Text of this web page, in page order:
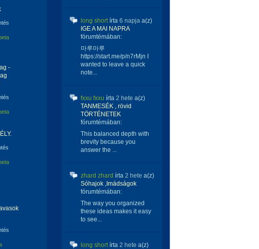
-
long shortírta 6 napja a(z)
IGE A MAI NAPRA
fórumtémában:
마루마루
https://start.me/p/n7rMjn I
wanted to leave a quick
note...
fxxu fxxu írta 2 hete a(z)
TANMESÉK , rövid
TÖRTÉNETEK
fórumtémában:
This balanced depth with
brevity because you
answer the ...
zhard zhard írta 2 hete a(z)
Sóhajok ,Imádságok
fórumtémában:
The way you organized
these ideas makes it easy
to see...
long shortírta 2 hete a(z)